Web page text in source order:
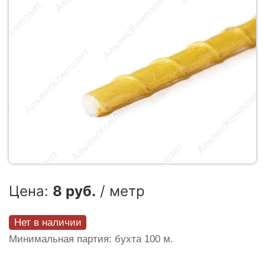
Цена: 8 руб. / метр
Нет в наличии
Минимальная партия: бухта 100 м.